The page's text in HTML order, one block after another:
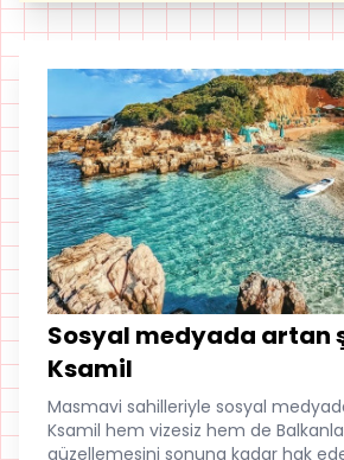
Sosyal medyada artan
Ksamil
Masmavi sahilleriyle sosyal
Ksamil hem vizesiz hem de
güzellemesini sonuna kadar hak